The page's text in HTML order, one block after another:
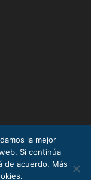
la mejor
Si continúa
de acuerdo. Más